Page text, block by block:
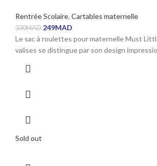
Rentrée Scolaire, Cartables maternelle
330MAD 249MAD
Le sac à roulettes pour maternelle Must
valises se distingue par son design
Sold out